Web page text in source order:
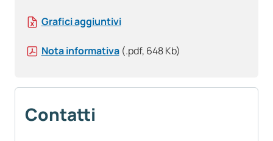
Grafici aggiuntivi
Nota informativa (.pdf, 648 Kb)
Contatti